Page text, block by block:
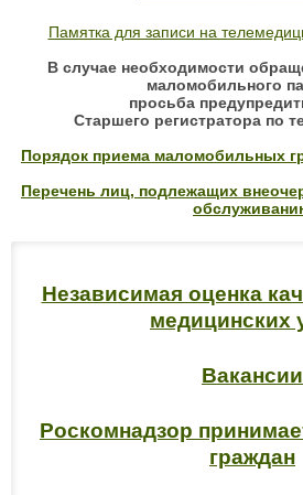
Памятка для записи на
В случае необходимости
маломобильного
просьба
Старшего регистратора по
Порядок приема маломобильных
Перечень лиц, подлежащих
Независимая оценка
медицинских
Вакансии
Роскомнадзор
граждан